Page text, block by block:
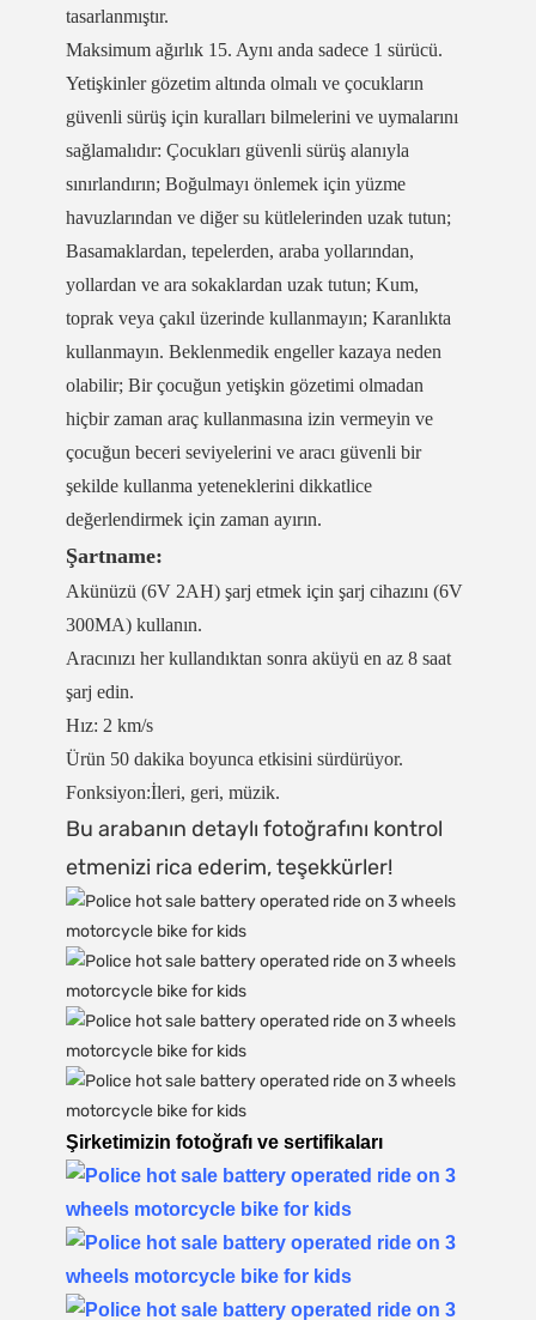
tasarlanmıştır.
Maksimum ağırlık 15. Aynı anda sadece 1 sürücü.
Yetişkinler gözetim altında olmalı ve çocukların
güvenli sürüş için kuralları bilmelerini ve uymalarını
sağlamalıdır: Çocukları güvenli sürüş alanıyla
sınırlandırın; Boğulmayı önlemek için yüzme
havuzlarından ve diğer su kütlelerinden uzak tutun;
Basamaklardan, tepelerden, araba yollarından,
yollardan ve ara sokaklardan uzak tutun; Kum,
toprak veya çakıl üzerinde kullanmayın; Karanlıkta
kullanmayın. Beklenmedik engeller kazaya neden
olabilir; Bir çocuğun yetişkin gözetimi olmadan
hiçbir zaman araç kullanmasına izin vermeyin ve
çocuğun beceri seviyelerini ve aracı güvenli bir
şekilde kullanma yeteneklerini dikkatlice
değerlendirmek için zaman ayırın.
Şartname:
Akünüzü (6V 2AH) şarj etmek için şarj cihazını (6V
300MA) kullanın.
Aracınızı her kullandıktan sonra aküyü en az 8 saat
şarj edin.
Hız: 2 km/s
Ürün 50 dakika boyunca etkisini sürdürüyor.
Fonksiyon:İleri, geri, müzik.
Bu arabanın detaylı fotoğrafını kontrol
etmenizi rica ederim, teşekkürler!
Şirketimizin fotoğrafı ve sertifikaları